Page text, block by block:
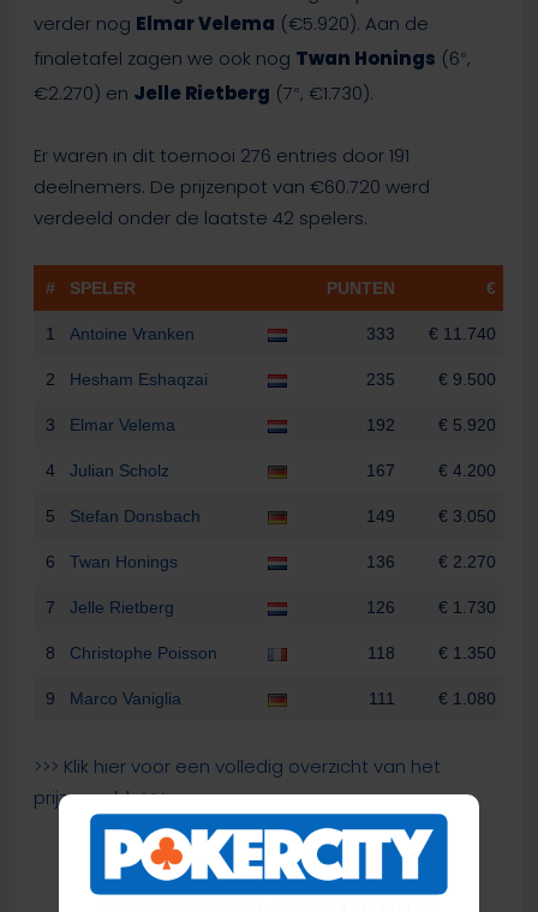
verder nog Elmar Velema (€5.920). Aan de
finaletafel zagen we ook nog Twan Honings (6e,
€2.270) en Jelle Rietberg (7e, €1.730).
Er waren in dit toernooi 276 entries door 191
deelnemers. De prijzenpot van €60.720 werd
verdeeld onder de laatste 42 spelers.
# SPELER PUNTEN €
1 Antoine Vranken 333 € 11.740
2 Hesham Eshaqzai 235 € 9.500
3 Elmar Velema 192 € 5.920
4 Julian Scholz 167 € 4.200
5 Stefan Donsbach 149 € 3.050
6 Twan Honings 136 € 2.270
7 Jelle Rietberg 126 € 1.730
8 Christophe Poisson 118 € 1.350
9 Marco Vaniglia 111 € 1.080
>>> Klik hier voor een volledig overzicht van het
prijzengeld. <<<